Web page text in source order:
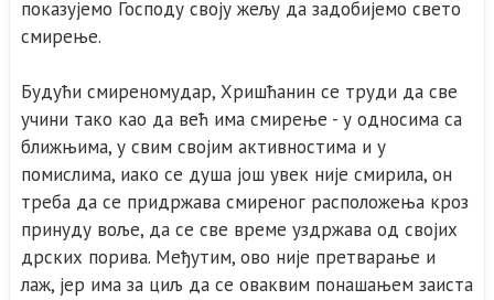
показујемо Господу своју жељу да задобијемо свето
смирење.
Будући смиреномудар, Хришћанин се труди да све
учини тако као да већ има смирење - у односима са
ближњима, у свим својим активностима и у
помислима, иако се душа још увек није смирила, он
треба да се придржава смиреног расположења кроз
принуду воље, да се све време уздржава од својих
дрских порива. Међутим, ово није претварање и
лаж, јер има за циљ да се оваквим понашањем заиста